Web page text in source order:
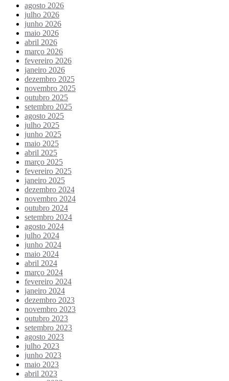
agosto 2026
julho 2026
junho 2026
maio 2026
abril 2026
março 2026
fevereiro 2026
janeiro 2026
dezembro 2025
novembro 2025
outubro 2025
setembro 2025
agosto 2025
julho 2025
junho 2025
maio 2025
abril 2025
março 2025
fevereiro 2025
janeiro 2025
dezembro 2024
novembro 2024
outubro 2024
setembro 2024
agosto 2024
julho 2024
junho 2024
maio 2024
abril 2024
março 2024
fevereiro 2024
janeiro 2024
dezembro 2023
novembro 2023
outubro 2023
setembro 2023
agosto 2023
julho 2023
junho 2023
maio 2023
abril 2023